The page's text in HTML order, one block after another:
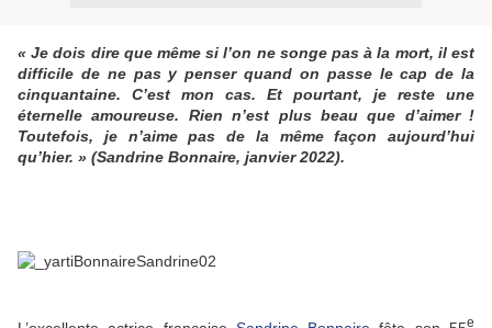
« Je dois dire que même si l’on ne songe pas à la mort, il est
difficile de ne pas y penser quand on passe le cap de la
cinquantaine. C’est mon cas. Et pourtant, je reste une
éternelle amoureuse. Rien n’est plus beau que d’aimer !
Toutefois, je n’aime pas de la même façon aujourd’hui
qu’hier. » (Sandrine Bonnaire, janvier 2022).
e